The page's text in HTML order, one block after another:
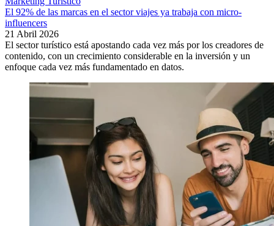
El 92% de las marcas en el sector viajes ya trabaja con micro-
influencers
21 Abril 2026
El sector turístico está apostando cada vez más por los creadores de
contenido, con un crecimiento considerable en la inversión y un
enfoque cada vez más fundamentado en datos.